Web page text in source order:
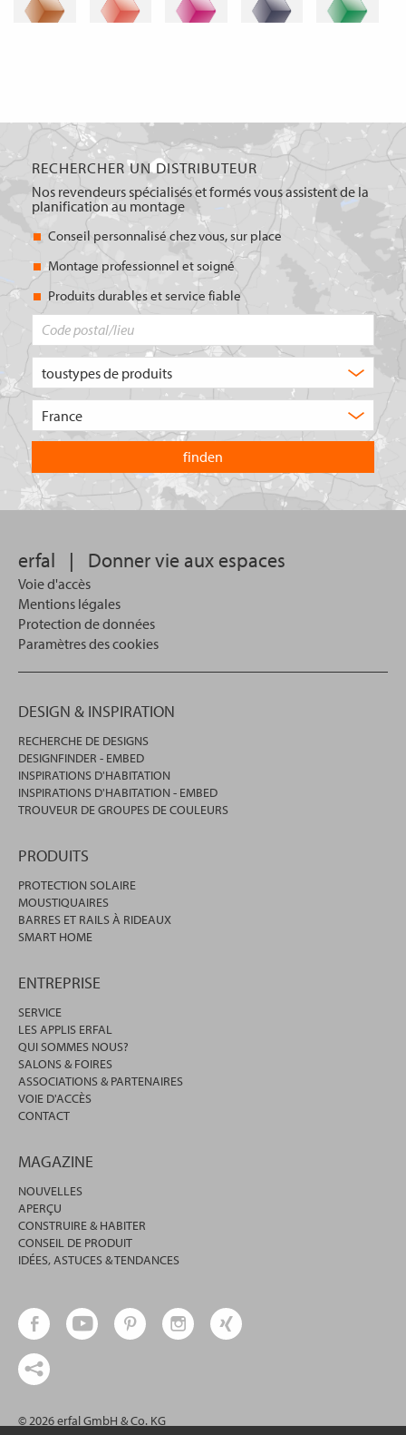
RECHERCHER UN DISTRIBUTEUR
Nos revendeurs spécialisés et formés vous assistent de la
planification au montage
Conseil personnalisé chez vous, sur place
Montage professionnel et soigné
Produits durables et service fiable
de
recherchez-
vous
?
pays
dans
lequel
vous
souhaitez
recherche.
erfal | Donner vie aux espaces
Voie d'accès
Mentions légales
Protection de données
Paramètres des cookies
DESIGN & INSPIRATION
RECHERCHE DE DESIGNS
DESIGNFINDER - EMBED
INSPIRATIONS D'HABITATION
INSPIRATIONS D'HABITATION - EMBED
TROUVEUR DE GROUPES DE COULEURS
PRODUITS
PROTECTION SOLAIRE
MOUSTIQUAIRES
BARRES ET RAILS À RIDEAUX
SMART HOME
ENTREPRISE
SERVICE
LES APPLIS ERFAL
QUI SOMMES NOUS?
SALONS & FOIRES
ASSOCIATIONS & PARTENAIRES
VOIE D'ACCÈS
CONTACT
MAGAZINE
NOUVELLES
APERÇU
CONSTRUIRE & HABITER
CONSEIL DE PRODUIT
IDÉES, ASTUCES & TENDANCES
© 2026 erfal GmbH & Co. KG